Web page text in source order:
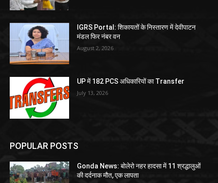
IGRS Portal: शिकायतों के निस्तारण में देवीपाटन
मंडल फिर नंबर वन
August 2, 2026
UP में 182 PCS अधिकारियों का Transfer
July 13, 2026
POPULAR POSTS
Gonda News: बोलेरो नहर हादसा में 11 श्रद्धालुओं
की दर्दनाक मौत, एक लापता